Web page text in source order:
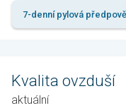
7-denní pylová
Kvalita ovzduší
aktuální